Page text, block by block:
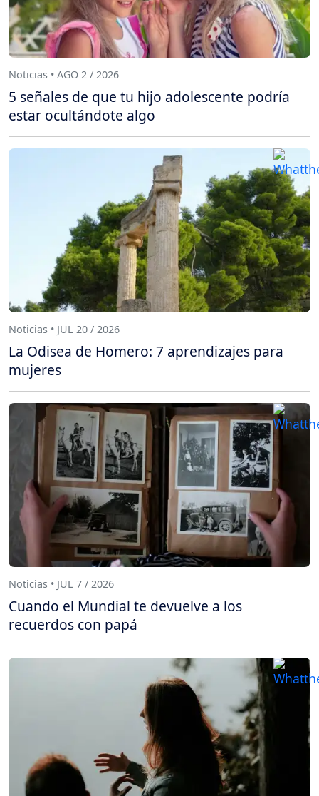
Noticias • AGO 2 / 2026
5 señales de que tu hijo adolescente podría
estar ocultándote algo
Noticias • JUL 20 / 2026
La Odisea de Homero: 7 aprendizajes para
mujeres
Noticias • JUL 7 / 2026
Cuando el Mundial te devuelve a los
recuerdos con papá